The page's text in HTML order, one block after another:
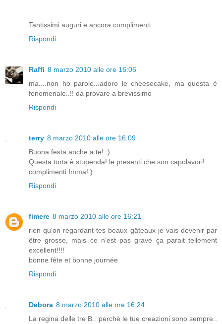
Tantissimi auguri e ancora complimenti.
Rispondi
Raffi 8 marzo 2010 alle ore 16:06
ma....non ho parole...adoro le cheesecake, ma questa è
fenomenale..!! da provare a brevissimo
Rispondi
terry 8 marzo 2010 alle ore 16:09
Buona festa anche a te! :)
Questa torta è stupenda! le presenti che son capolavori!
complimenti Imma!:)
Rispondi
fimere 8 marzo 2010 alle ore 16:21
rien qu'on regardant tes beaux gâteaux je vais devenir par
être grosse, mais ce n'est pas grave ça parait tellement
excellent!!!!
bonne fête et bonne journée
Rispondi
Debora 8 marzo 2010 alle ore 16:24
La regina delle tre B.. perchè le tue creazioni sono sempre..